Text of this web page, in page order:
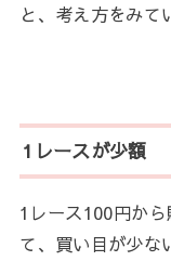
と、考え方をみて
1レースが少額
1レース100円か
て、買い目が少な